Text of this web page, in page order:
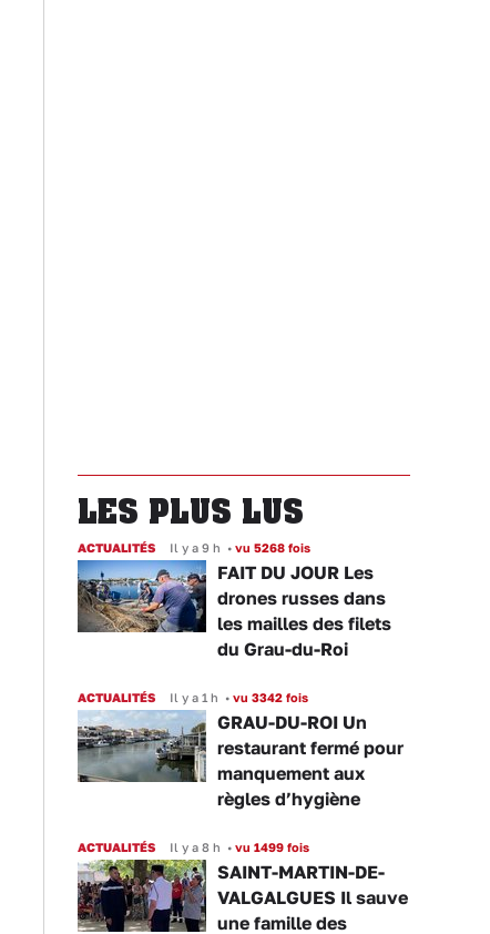
LES PLUS LUS
ACTUALITÉS Il y a 9 h • vu 5268 fois
FAIT DU JOUR Les
drones russes dans
les mailles des filets
du Grau-du-Roi
ACTUALITÉS Il y a 1 h • vu 3342 fois
GRAU-DU-ROI Un
restaurant fermé pour
manquement aux
règles d’hygiène
ACTUALITÉS Il y a 8 h • vu 1499 fois
SAINT-MARTIN-DE-
VALGALGUES Il sauve
une famille des